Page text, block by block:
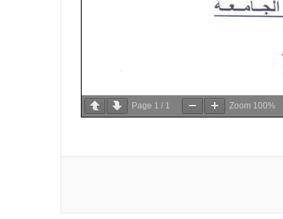
Page 1 / 1 Zoom 100%